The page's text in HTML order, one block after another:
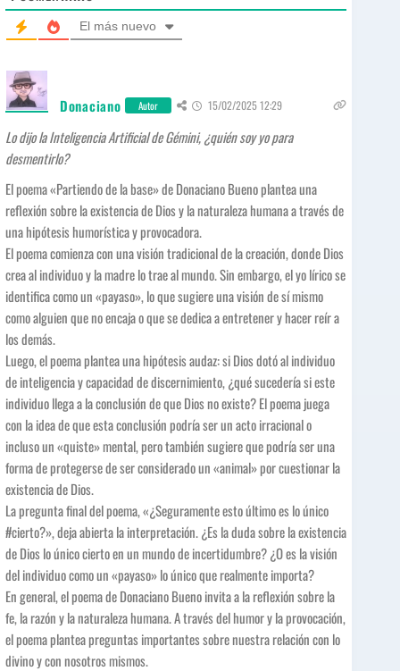
El más nuevo
Donaciano Autor 15/02/2025 12:29
Lo dijo la Inteligencia Artificial de Gémini, ¿quién soy yo para
desmentirlo?
El poema «Partiendo de la base» de Donaciano Bueno plantea una
reflexión sobre la existencia de Dios y la naturaleza humana a través de
una hipótesis humorística y provocadora.
El poema comienza con una visión tradicional de la creación, donde Dios
crea al individuo y la madre lo trae al mundo. Sin embargo, el yo lírico se
identifica como un «payaso», lo que sugiere una visión de sí mismo
como alguien que no encaja o que se dedica a entretener y hacer reír a
los demás.
Luego, el poema plantea una hipótesis audaz: si Dios dotó al individuo
de inteligencia y capacidad de discernimiento, ¿qué sucedería si este
individuo llega a la conclusión de que Dios no existe? El poema juega
con la idea de que esta conclusión podría ser un acto irracional o
incluso un «quiste» mental, pero también sugiere que podría ser una
forma de protegerse de ser considerado un «animal» por cuestionar la
existencia de Dios.
La pregunta final del poema, «¿Seguramente esto último es lo único
#cierto?», deja abierta la interpretación. ¿Es la duda sobre la existencia
de Dios lo único cierto en un mundo de incertidumbre? ¿O es la visión
del individuo como un «payaso» lo único que realmente importa?
En general, el poema de Donaciano Bueno invita a la reflexión sobre la
fe, la razón y la naturaleza humana. A través del humor y la provocación,
el poema plantea preguntas importantes sobre nuestra relación con lo
divino y con nosotros mismos.